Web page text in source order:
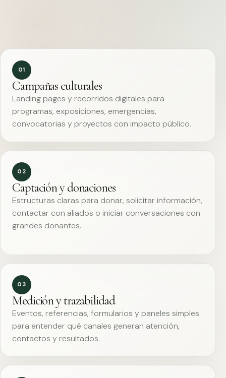
01
Campañas culturales
Landing pages y recorridos digitales para
programas, exposiciones, emergencias,
convocatorias y proyectos con impacto público.
02
Captación y donaciones
Estructuras claras para donar, solicitar información,
contactar con aliados o iniciar conversaciones con
grandes donantes.
03
Medición y trazabilidad
Eventos, referencias, formularios y paneles simples
para entender qué canales generan atención,
contactos y resultados.